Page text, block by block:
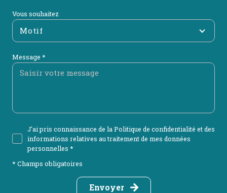
Vous souhaitez
Motif
Message *
J'ai pris connaissance de la Politique de confidentialité et des
informations relatives au traitement de mes données
personnelles *
* Champs obligatoires
Envoyer